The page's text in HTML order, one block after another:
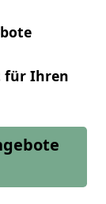
für Ihren